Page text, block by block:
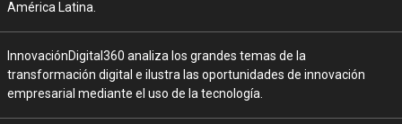
América Latina.
InnovaciónDigital360 analiza los grandes temas de la
transformación digital e ilustra las oportunidades de innovación
empresarial mediante el uso de la tecnología.